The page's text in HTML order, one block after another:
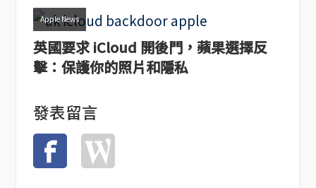
Apple News
英國要求 iCloud 開後門，蘋果選擇反
擊：保護你的照片和隱私
發表留言